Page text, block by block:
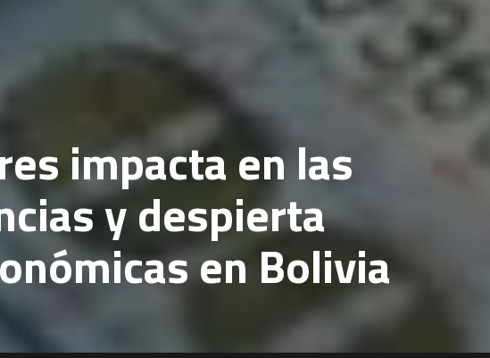
impacta en las
y despierta
en Bolivia